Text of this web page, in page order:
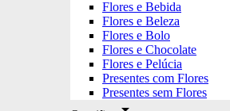
Flores e Bebida
Flores e Beleza
Flores e Bolo
Flores e Chocolate
Flores e Pelúcia
Presentes com Flores
Presentes sem Flores